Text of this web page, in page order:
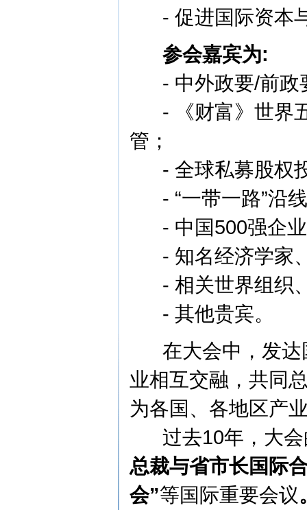
- 促进国际资本
参会嘉宾为:
- 中外政要/前政
- 《财富》世界五
管；
- 全球私募股权
- “一带一路”沿
- 中国500强企业
- 知名经济学家
- 相关世界组织
- 其他贵宾。
在大会中，发达
业相互交融，共同
为各国、各地区产
过去10年，大会
总裁与省市长国际
会”等国际重要会议